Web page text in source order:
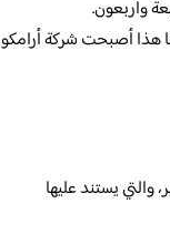
وأربعون.
هذا أصبحت شركة أرامكو
والتي يستند عليها